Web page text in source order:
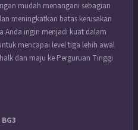
mudah menangani sebagian
meningkatkan batas kerusakan
Anda ingin menjadi kuat dalam
mencapai level tiga lebih awal
dan maju ke Perguruan Tinggi